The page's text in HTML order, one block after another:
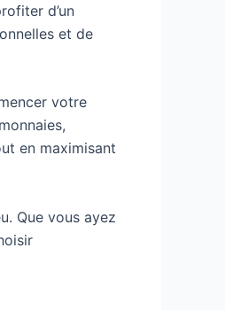
d’un
et de
votre
en maximisant
Que vous ayez